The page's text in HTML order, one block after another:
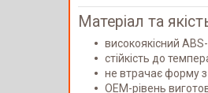
Матеріал та
високоякісний
стійкість до
не втрачає форму
OEM-рівень